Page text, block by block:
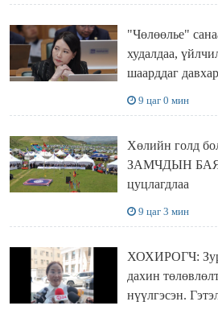
"Чөлөөлье"
худалдаа,
шаарддаг
9 цаг 0 мин
Хөлийн голд
ЗАМЧДЫН
цуцлагдлаа
9 цаг 3 мин
ХОХИРОГЧ:
дахин
нүүлгэсэн.